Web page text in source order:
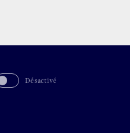
Désactivé